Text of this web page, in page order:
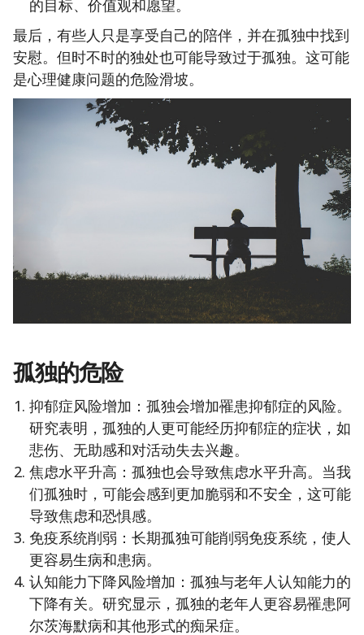
的目标、价值观和愿望。
最后，有些人只是享受自己的陪伴，并在孤独中找到
安慰。但时不时的独处也可能导致过于孤独。这可能
是心理健康问题的危险滑坡。
孤独的危险
抑郁症风险增加：孤独会增加罹患抑郁症的风险。
研究表明，孤独的人更可能经历抑郁症的症状，如
悲伤、无助感和对活动失去兴趣。
焦虑水平升高：孤独也会导致焦虑水平升高。当我
们孤独时，可能会感到更加脆弱和不安全，这可能
导致焦虑和恐惧感。
免疫系统削弱：长期孤独可能削弱免疫系统，使人
更容易生病和患病。
认知能力下降风险增加：孤独与老年人认知能力的
下降有关。研究显示，孤独的老年人更容易罹患阿
尔茨海默病和其他形式的痴呆症。